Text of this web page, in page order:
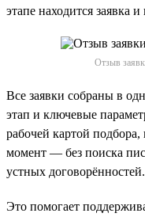
этапе находится заявка и
Отзыв
Все заявки собраны в
этап и ключевые
рабочей картой
момент — без поиска
устных договорённостей.
Это помогает